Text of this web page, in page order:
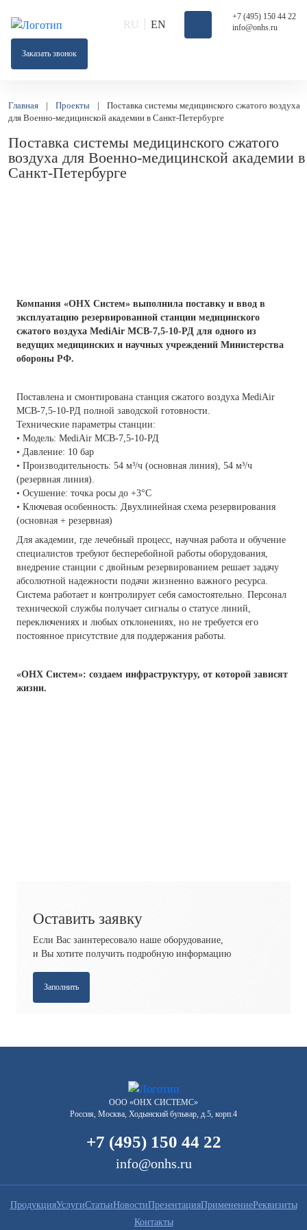
RU EN
+7 (495) 150 44 22
info@onhs.ru
Заказать звонок
Главная | Проекты |
Поставка системы медицинского сжатого воздуха
для Военно-медицинской академии в Санкт-Петербурге
Поставка системы медицинского сжатого
воздуха для Военно-медицинской академии в
Санкт-Петербурге
Компания «ОНХ Систем» выполнила поставку и ввод в
эксплуатацию резервированной станции медицинского
сжатого воздуха MediAir МСВ-7,5-10-РД для одного из
ведущих медицинских и научных учреждений Министерства
обороны РФ.
Поставлена и смонтирована станция сжатого воздуха MediAir
МСВ-7,5-10-РД полной заводской готовности.
Технические параметры станции:
• Модель: MediAir МСВ-7,5-10-РД
• Давление: 10 бар
• Производительность: 54 м³/ч (основная линия), 54 м³/ч
(резервная линия).
• Осушение: точка росы до +3°C
• Ключевая особенность: Двухлинейная схема резервирования
(основная + резервная)
Для академии, где лечебный процесс, научная работа и обучение
специалистов требуют бесперебойной работы оборудования,
внедрение станции с двойным резервированием решает задачу
абсолютной надежности подачи жизненно важного ресурса.
Система работает и контролирует себя самостоятельно. Персонал
технической службы получает сигналы о статусе линий,
переключениях и любых отклонениях, но не требуется его
постоянное присутствие для поддержания работы.
«ОНХ Систем»: создаем инфраструктуру, от которой зависят
жизни.
Оставить заявку
Если Вас заинтересовало наше оборудование,
и Вы хотите получить подробную информацию
Заполнить
ООО «ОНХ СИСТЕМС»
Россия, Москва, Ходынский бульвар, д.5, корп.4
+7 (495) 150 44 22
info@onhs.ru
ПродукцияУслугиСтатьиНовостиПрезентацияПрименениеРеквизиты
Контакты